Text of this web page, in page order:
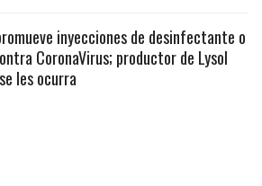
inyecciones de desinfectante o
CoronaVirus; productor de Lysol
les ocurra